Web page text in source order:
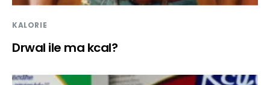
KALORIE
Drwal ile ma kcal?